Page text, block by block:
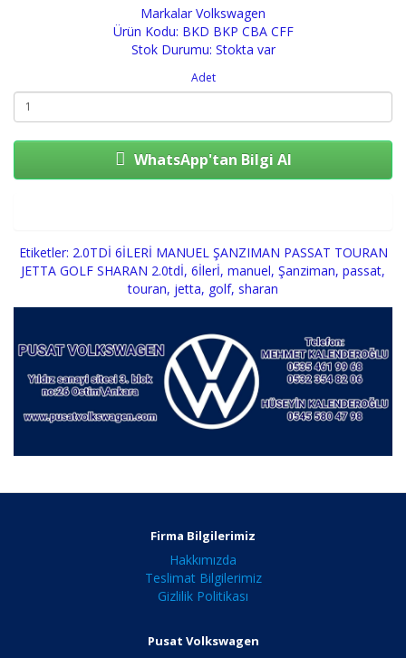
Markalar Volkswagen
Ürün Kodu: BKD BKP CBA CFF
Stok Durumu: Stokta var
Adet
WhatsApp'tan Bilgi Al
Etiketler: 2.0TDİ 6İLERİ MANUEL ŞANZIMAN PASSAT TOURAN
JETTA GOLF SHARAN 2.0tdİ, 6İlerİ, manuel, Şanziman, passat,
touran, jetta, golf, sharan
Firma Bilgilerimiz
Hakkımızda
Teslimat Bilgilerimiz
Gizlilik Politikası
Pusat Volkswagen